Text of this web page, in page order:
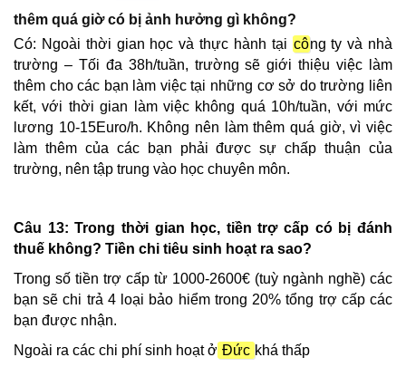
thêm quá giờ có bị ảnh hưởng gì không?
Có: Ngoài thời gian học và thực hành tại công ty và nhà
trường – Tối đa 38h/tuần, trường sẽ giới thiệu việc làm
thêm cho các bạn làm việc tại những cơ sở do trường liên
kết, với thời gian làm việc không quá 10h/tuần, với mức
lương 10-15Euro/h. Không nên làm thêm quá giờ, vì việc
làm thêm của các bạn phải được sự chấp thuận của
trường, nên tập trung vào học chuyên môn.
Câu 13: Trong thời gian học, tiền trợ cấp có bị đánh
thuế không? Tiền chi tiêu sinh hoạt ra sao?
Trong số tiền trợ cấp từ 1000-2600€ (tuỳ ngành nghề) các
bạn sẽ chi trả 4 loại bảo hiểm trong 20% tổng trợ cấp các
bạn được nhận.
Ngoài ra các chi phí sinh hoạt ở Đức khá thấp